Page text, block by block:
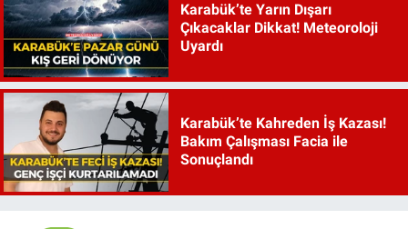
Karabük’te Yarın Dışarı
Çıkacaklar Dikkat! Meteoroloji
Uyardı
Karabük’te Kahreden İş Kazası!
Bakım Çalışması Facia ile
Sonuçlandı